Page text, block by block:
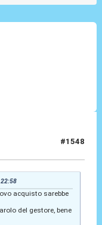
#1548
acquisto sarebbe
del gestore, bene